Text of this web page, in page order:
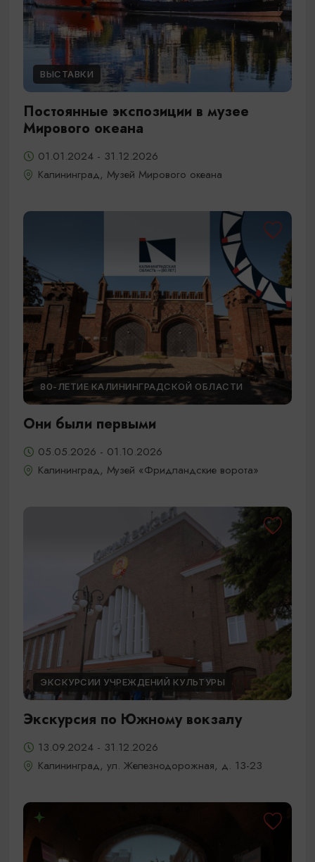
ВЫСТАВКИ
Постоянные экспозиции в музее
Мирового океана
01.01.2024 - 31.12.2026
Калининград, Музей Мирового океана
80-ЛЕТИЕ КАЛИНИНГРАДСКОЙ ОБЛАСТИ
Они были первыми
05.05.2026 - 01.10.2026
Калининград, Музей «Фридландские ворота»
ЭКСКУРСИИ УЧРЕЖДЕНИЙ КУЛЬТУРЫ
Экскурсия по Южному вокзалу
13.09.2024 - 31.12.2026
Калининград, ул. Железнодорожная, д. 13-23